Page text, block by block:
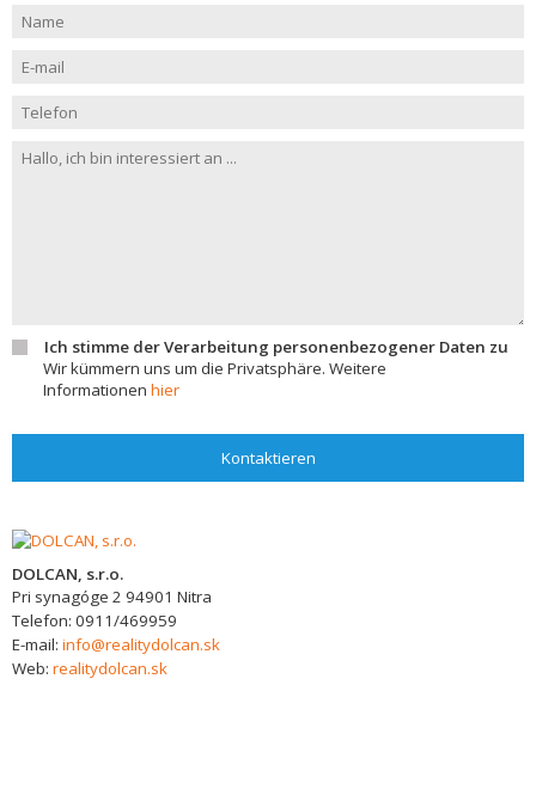
Ich stimme der Verarbeitung personenbezogener Daten zu
Wir kümmern uns um die Privatsphäre. Weitere
Informationen hier
Kontaktieren
DOLCAN, s.r.o.
Pri synagóge 2 94901 Nitra
Telefon: 0911/469959
E-mail: info@realitydolcan.sk
Web: realitydolcan.sk